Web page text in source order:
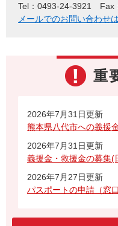
Tel：0493-24-3921
Fax
メールでのお問い合わせ
重
2026年7月31日更新
熊本県八代市への義援
2026年7月31日更新
義援金・救援金の募集(
2026年7月27日更新
パスポートの申請（窓